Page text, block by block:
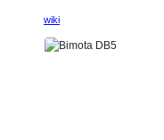
wiki